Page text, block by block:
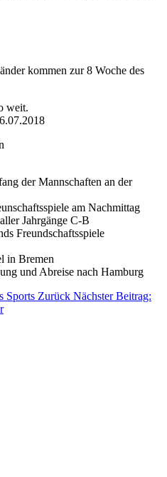
kommen zur 8 Woche des
weit.
der Mannschaften an der
am Nachmittag
Jahrgänge C-B
Freundschaftsspiele
in Bremen
und Abreise nach Hamburg
Sports Zurück Nächster Beitrag: